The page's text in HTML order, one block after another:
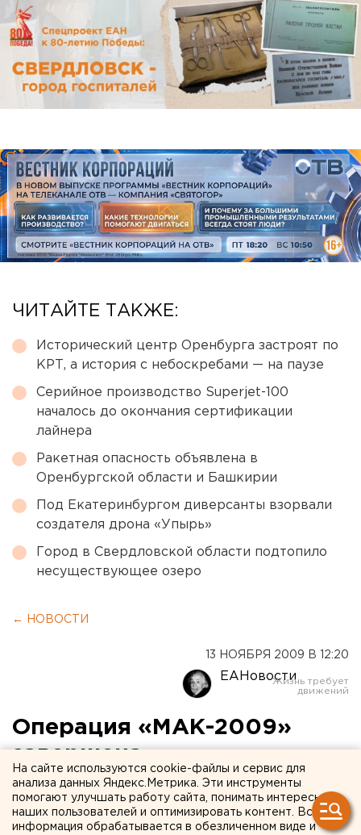
ЧИТАЙТЕ ТАКЖЕ:
Исторический центр Оренбурга застроят по
КРТ, а история с небоскребами — на паузе
Серийное производство Superjet-100
началось до окончания сертификации
лайнера
Ракетная опасность объявлена в
Оренбургской области и Башкирии
Под Екатеринбургом диверсанты взорвали
создателя дрона «Упырь»
Город в Свердловской области подтопило
несуществующее озеро
← НОВОСТИ
13 НОЯБРЯ 2009 В 12:20
ЕАНовости
Операция «МАК-2009»
завершена
В период с 14 мая по 31 октября 2009 года
Управлением ФСКН России по Челябинской
области совместно с другими
На сайте используются cookie-файлы и сервис для
анализа данных Яндекс.Метрика. Эти инструменты
помогают улучшать работу сайта, понимать интересы
наших пользователей и оптимизировать контент. Вся
информация обрабатывается в обезличенном виде и